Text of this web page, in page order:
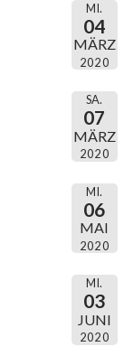
MI.
04
MÄRZ
2020
SA.
07
MÄRZ
2020
MI.
06
MAI
2020
MI.
03
JUNI
2020